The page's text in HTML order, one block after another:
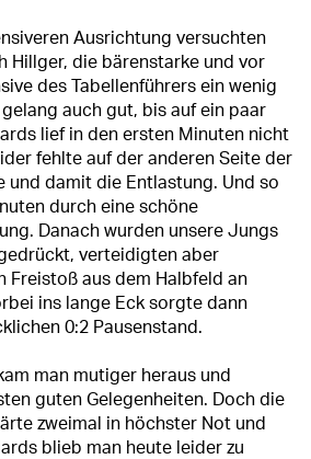
Ausrichtung versuchten
Hillger, die bärenstarke und vor
des Tabellenführers ein wenig
auch gut, bis auf ein paar
lief in den ersten Minuten nicht
fehlte auf der anderen Seite der
und damit die Entlastung. Und so
durch eine schöne
Danach wurden unsere Jungs
verteidigten aber
Freistoß aus dem Halbfeld an
ins lange Eck sorgte dann
0:2 Pausenstand.
man mutiger heraus und
guten Gelegenheiten. Doch die
zweimal in höchster Not und
blieb man heute leider zu